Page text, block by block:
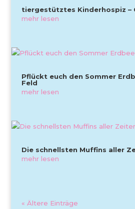
tiergestütztes Kinderhospiz –
mehr lesen
Pflückt euch den Sommer
Feld
mehr lesen
Die schnellsten Muffins aller
mehr lesen
« Ältere Einträge